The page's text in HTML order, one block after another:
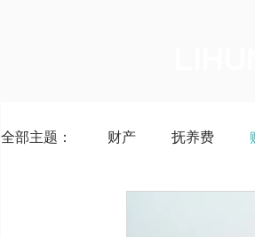
全部主题： 财产 抚养费